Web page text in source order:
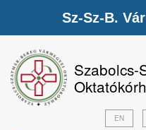
Szabolcs-
EN
Sz-Sz-B.